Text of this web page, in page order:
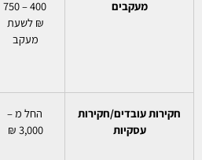
מעקבים
400 – 750
₪ לשעת
מעקב
חקירות עובדים/חקירות
עסקיות
החל מ –
3,000 ₪